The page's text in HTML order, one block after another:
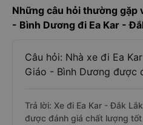
Những câu hỏi thường gặp
- Bình Dương đi Ea Kar -
Câu hỏi: Nhà xe đi Ea
Giáo - Bình Dương được
Trả lời: Xe đi Ea Kar - Đắk
được đánh giá chất lượng